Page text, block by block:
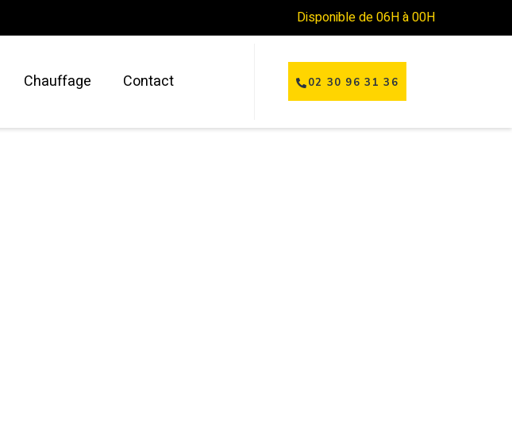
Disponible de 06H à 00H
Chauffage Contact 02 30 96 31 36